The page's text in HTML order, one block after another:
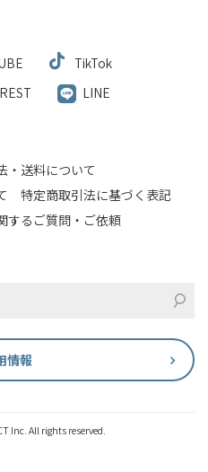
TikTok
LINE
・送料について
特定商取引法に基づく表記
するご質問・ご依頼
情報
Inc. All rights reserved.